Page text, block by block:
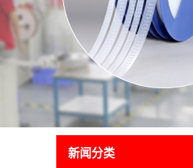
新闻分类